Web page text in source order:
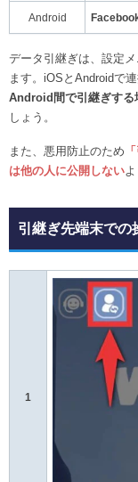
Android
データ引継ぎは、設定
ます。iOSとAndroidで
Android間で引継ぎす
しょう。
また、悪用防止のため
は他の人に公開しない
引継ぎ先端末での
1